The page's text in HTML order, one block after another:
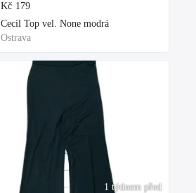
Kč 179
Cecil Top vel. None modrá
Ostrava
1 týdnem před